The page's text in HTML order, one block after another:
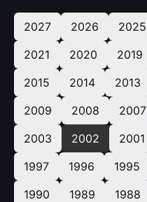
2027 2026 2025
2021
2020 2019
2015
2014 2013
2009
2008 2007
2003
2002 2001
1997
1996 1995
1990
1989 1988
แมว ยอด
นักสืบ พากย์
ไทย อนิเมะจิบ
ลิสุดแสนน่ารัก